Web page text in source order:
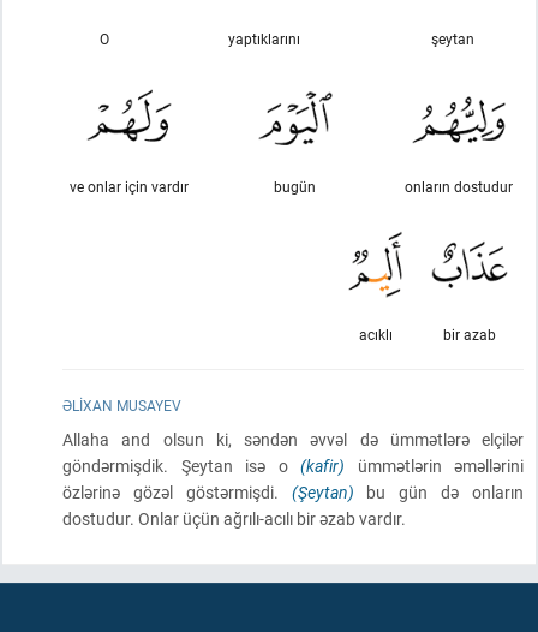
şeytan
yaptıklarını
O
onların dostudur
bugün
ve onlar için vardır
bir azab
acıklı
ƏLIXAN MUSAYEV
Allaha and olsun ki, səndən əvvəl də ümmətlərə elçilər
göndərmişdik. Şeytan isə o (kafir) ümmətlərin əməllərini
özlərinə gözəl göstərmişdi. (Şeytan) bu gün də onların
dostudur. Onlar üçün ağrılı-acılı bir əzab vardır.